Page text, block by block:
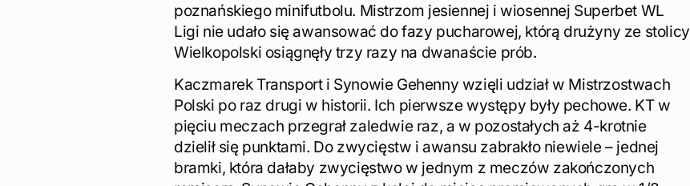
poznańskiego minifutbolu. Mistrzom jesiennej i wiosennej Superbet WL
Ligi nie udało się awansować do fazy pucharowej, którą drużyny ze stolicy
Wielkopolski osiągnęły trzy razy na dwanaście prób.
Kaczmarek Transport i Synowie Gehenny wzięli udział w Mistrzostwach
Polski po raz drugi w historii. Ich pierwsze występy były pechowe. KT w
pięciu meczach przegrał zaledwie raz, a w pozostałych aż 4-krotnie
dzielił się punktami. Do zwycięstw i awansu zabrakło niewiele – jednej
bramki, która dałaby zwycięstwo w jednym z meczów zakończonych